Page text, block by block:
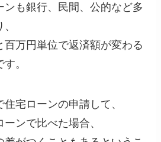
ンも銀行、民間、公的など多
百万円単位で返済額が変わる
。
宅ローンの申請して、
ンで比べた場合、